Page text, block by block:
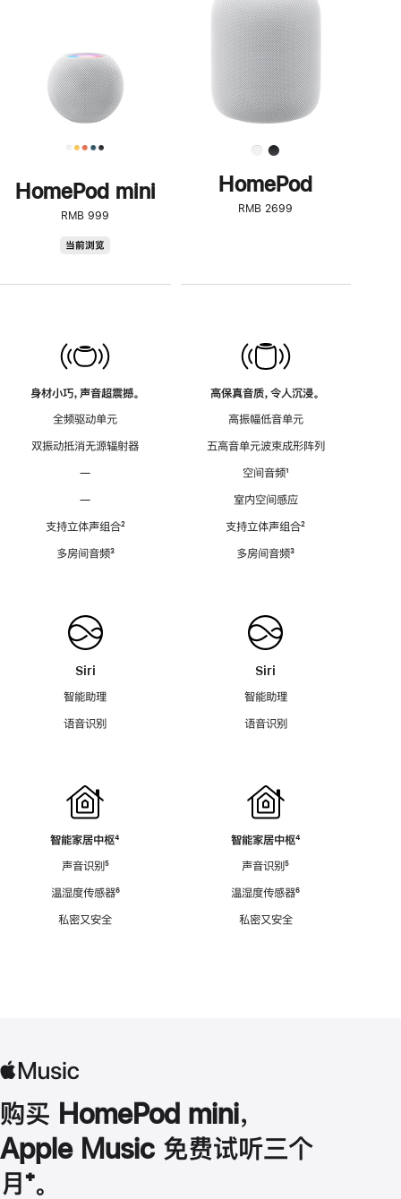
HomePod mini
RMB 999
当前浏览
身材小巧，声音超震撼。
全频驱动单元
双振动抵消无源辐射器
—
—
支持立体声组合脚
²
多房间音频脚
³
Siri
智能助理
语音识别
智能家居中枢脚
⁴
声音识别脚
⁵
温湿度传感器脚
⁶
私密又安全
了
解
HomePod<
HomePod
RMB 2699
高保真音质，令人沉浸。
高振幅低音单元
五高音单元波束成形阵列
空间音频脚
¹
室内空间感应
支持立体声组合脚
²
多房间音频脚
³
Siri
智能助理
语音识别
智能家居中枢脚
⁴
声音识别脚
⁵
温湿度传感器脚
⁶
私密又安全
购买 HomePod mini，
Apple Music 免费试听三个
月 脚
⁺。